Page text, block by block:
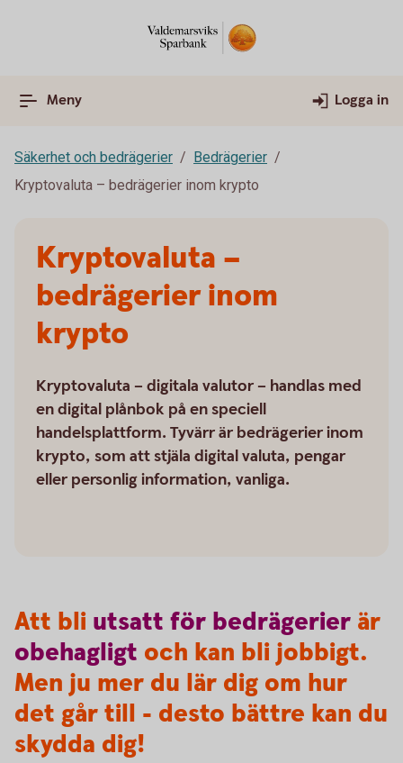
Meny Logga in
Säkerhet och bedrägerier
Bedrägerier
Kryptovaluta – bedrägerier inom krypto
Kryptovaluta –
bedrägerier inom
krypto
Kryptovaluta – digitala valutor – handlas med
en digital plånbok på en speciell
handelsplattform. Tyvärr är bedrägerier inom
krypto, som att stjäla digital valuta, pengar
eller personlig information, vanliga.
Att bli utsatt för bedrägerier är
obehagligt och kan bli jobbigt.
Men ju mer du lär dig om hur
det går till - desto bättre kan du
skydda dig!